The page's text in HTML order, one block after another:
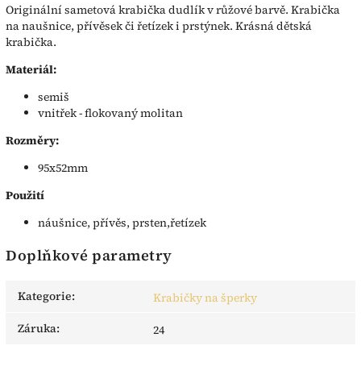
Originální sametová krabička dudlík v růžové barvě. Krabička
na naušnice, přívěsek či řetízek i prstýnek. Krásná dětská
krabička.
Materiál:
semiš
vnitřek - flokovaný molitan
Rozměry:
95x52mm
Použití
náušnice, přívěs, prsten,řetízek
Doplňkové parametry
Kategorie:
Krabičky na šperky
Záruka: 24